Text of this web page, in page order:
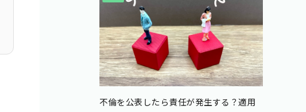
不倫を公表したら責任が発生する？適用